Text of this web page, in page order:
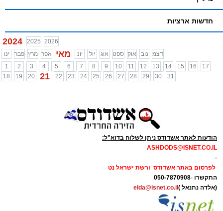
חדשות ארציות
2024 2025 2026
ינו
פבר מרץ אפר מאי יונ יול אוג ספט אוק נוב
דצמ
1
2 3 4 5 6 7 8 9 10 11 12 13 14 15 16
17
18
19 20 21 22 23 24 25 26 27 28 29 30 31
הודעות לאתר אשדודס ניתן לשלוח בדוא"ל:
ASHDODS@ISNET.CO.IL
-
לפרסום באתר אשדודס ורשת ישראל נט
התקשרו -
050-7870908
(אלדה נתנאל ) elda@isnet.co.il